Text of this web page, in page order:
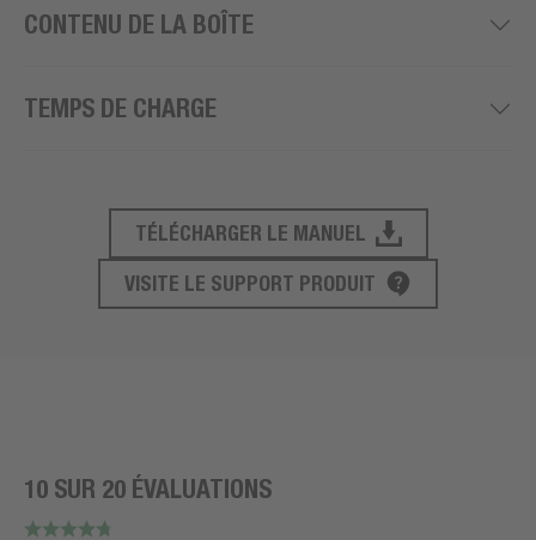
CONTENU DE LA BOÎTE
TEMPS DE CHARGE
SUPPORT PRODUIT
TÉLÉCHARGER LE MANUEL
VISITE LE SUPPORT PRODUIT
10 SUR 20 ÉVALUATIONS